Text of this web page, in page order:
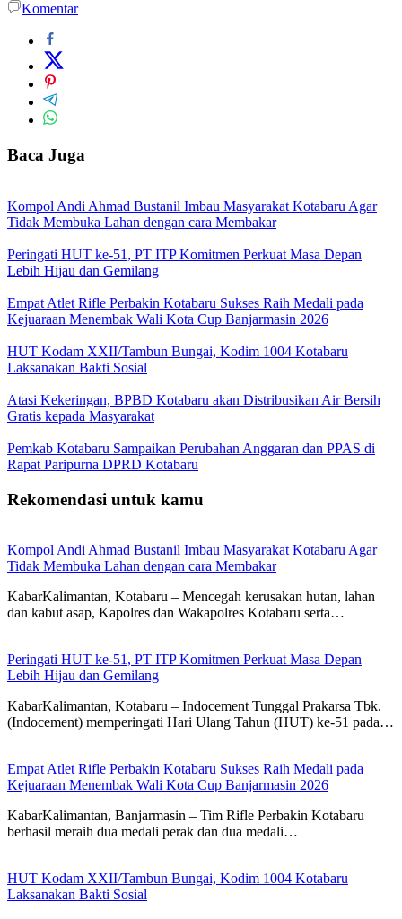
Komentar
Baca Juga
Kompol Andi Ahmad Bustanil Imbau Masyarakat Kotabaru Agar
Tidak Membuka Lahan dengan cara Membakar
Peringati HUT ke-51, PT ITP Komitmen Perkuat Masa Depan
Lebih Hijau dan Gemilang
Empat Atlet Rifle Perbakin Kotabaru Sukses Raih Medali pada
Kejuaraan Menembak Wali Kota Cup Banjarmasin 2026
HUT Kodam XXII/Tambun Bungai, Kodim 1004 Kotabaru
Laksanakan Bakti Sosial
Atasi Kekeringan, BPBD Kotabaru akan Distribusikan Air Bersih
Gratis kepada Masyarakat
Pemkab Kotabaru Sampaikan Perubahan Anggaran dan PPAS di
Rapat Paripurna DPRD Kotabaru
Rekomendasi untuk kamu
Kompol Andi Ahmad Bustanil Imbau Masyarakat Kotabaru Agar
Tidak Membuka Lahan dengan cara Membakar
KabarKalimantan, Kotabaru – Mencegah kerusakan hutan, lahan
dan kabut asap, Kapolres dan Wakapolres Kotabaru serta…
Peringati HUT ke-51, PT ITP Komitmen Perkuat Masa Depan
Lebih Hijau dan Gemilang
KabarKalimantan, Kotabaru – Indocement Tunggal Prakarsa Tbk.
(Indocement) memperingati Hari Ulang Tahun (HUT) ke-51 pada…
Empat Atlet Rifle Perbakin Kotabaru Sukses Raih Medali pada
Kejuaraan Menembak Wali Kota Cup Banjarmasin 2026
KabarKalimantan, Banjarmasin – Tim Rifle Perbakin Kotabaru
berhasil meraih dua medali perak dan dua medali…
HUT Kodam XXII/Tambun Bungai, Kodim 1004 Kotabaru
Laksanakan Bakti Sosial